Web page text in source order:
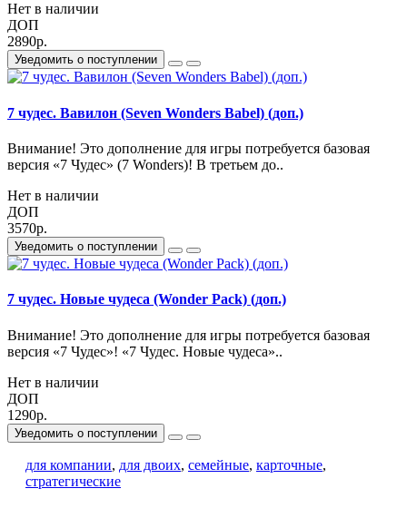
Нет в наличии
ДОП
2890р.
Уведомить о поступлении
7 чудес. Вавилон (Seven Wonders Babel) (доп.)
Внимание! Это дополнение для игры потребуется базовая
версия «7 Чудес» (7 Wonders)! В третьем до..
Нет в наличии
ДОП
3570р.
Уведомить о поступлении
7 чудес. Новые чудеса (Wonder Pack) (доп.)
Внимание! Это дополнение для игры потребуется базовая
версия «7 Чудес»! «7 Чудес. Новые чудеса»..
Нет в наличии
ДОП
1290р.
Уведомить о поступлении
для компании, для двоих, семейные, карточные,
стратегические